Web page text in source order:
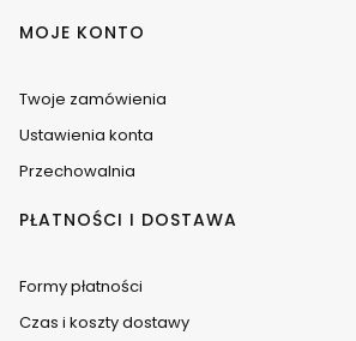
MOJE KONTO
Twoje zamówienia
Ustawienia konta
Przechowalnia
PŁATNOŚCI I DOSTAWA
Formy płatności
Czas i koszty dostawy